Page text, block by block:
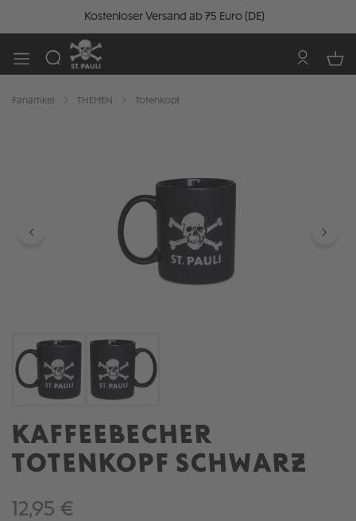
Kostenloser Versand ab 75 Euro (DE)
Fanartikel THEMEN Totenkopf
KAFFEEBECHER
TOTENKOPF SCHWARZ
12,95 €